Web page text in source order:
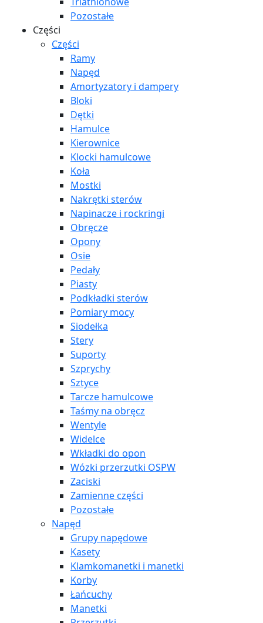
Pozostałe
Części
Części
Ramy
Napęd
Amortyzatory i dampery
Bloki
Dętki
Hamulce
Kierownice
Klocki hamulcowe
Koła
Mostki
Nakrętki sterów
Napinacze i rockringi
Obręcze
Opony
Osie
Pedały
Piasty
Podkładki sterów
Pomiary mocy
Siodełka
Stery
Suporty
Szprychy
Sztyce
Tarcze hamulcowe
Taśmy na obręcz
Wentyle
Widelce
Wkładki do opon
Wózki przerzutki OSPW
Zaciski
Zamienne części
Pozostałe
Napęd
Grupy napędowe
Kasety
Klamkomanetki i manetki
Korby
Łańcuchy
Manetki